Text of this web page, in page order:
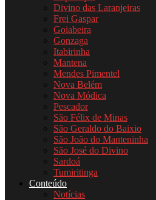
Divino das Laranjeiras
Frei Gaspar
Goiabeira
Gonzaga
Itabirinha
Mantena
Mendes Pimentel
Nova Belém
Nova Módica
Pescador
São Félix de Minas
São Geraldo do Baixio
São João do Manteninha
São José do Divino
Sardoá
Tumiritinga
Conteúdo
Notícias